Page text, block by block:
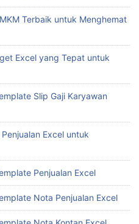
Terbaik untuk Menghemat
Excel yang Tepat untuk
Slip Gaji Karyawan
Excel untuk
Penjualan Excel
Nota Penjualan Excel